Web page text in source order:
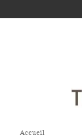
Accueil